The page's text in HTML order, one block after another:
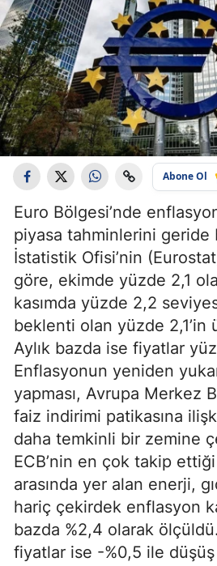
Abone Ol
Euro Bölgesi’nde
piyasa tahminlerini geride
İstatistik Ofisi’nin
göre, ekimde yüzde 2,1
kasımda yüzde 2,2
beklenti olan yüzde 2,1’in
Aylık bazda ise fiyatlar
Enflasyonun yeniden
yapması, Avrupa Merkez
faiz indirimi patikasına
daha temkinli bir zemine
ECB’nin en çok takip
arasında yer alan enerji,
hariç çekirdek enflasyon
bazda %2,4 olarak
fiyatlar ise -%0,5 ile